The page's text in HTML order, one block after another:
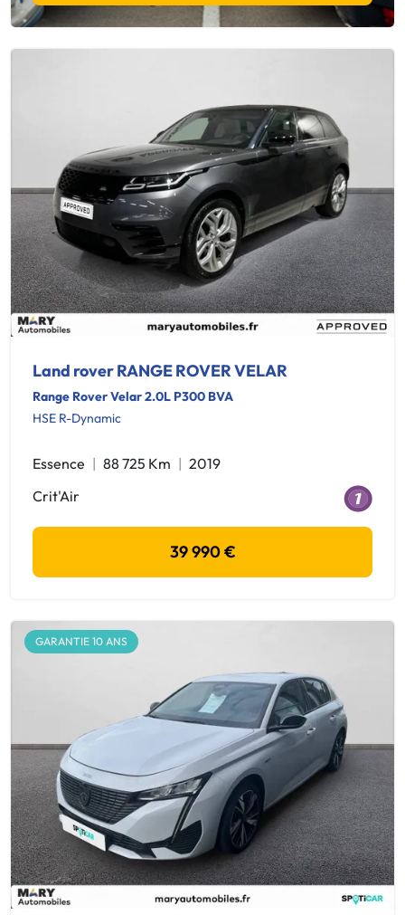
Land rover RANGE ROVER VELAR
Range Rover Velar 2.0L P300 BVA
HSE R-Dynamic
Essence 88 725 Km
2019
Crit'Air
39 990 €
GARANTIE 10 ANS